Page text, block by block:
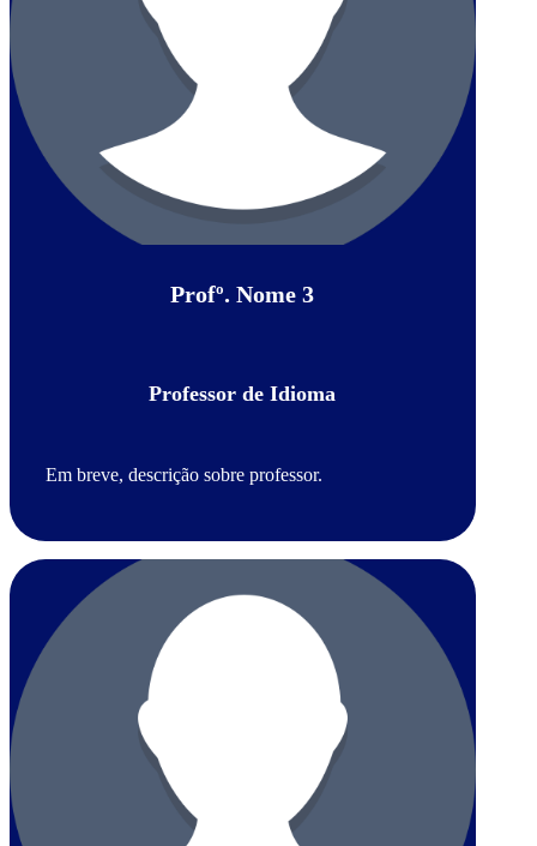
Profº. Nome 3
Professor de Idioma
Em breve, descrição sobre professor.